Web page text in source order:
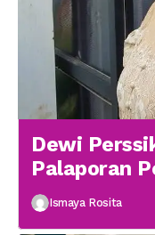
Dewi
Palaporan
Medsos
Ismaya Rosita